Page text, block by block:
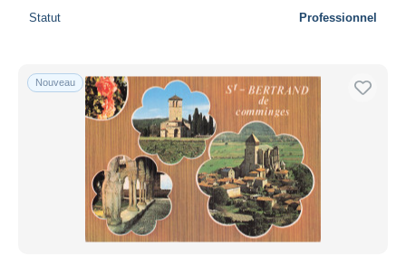
Statut Professionnel
Nouveau